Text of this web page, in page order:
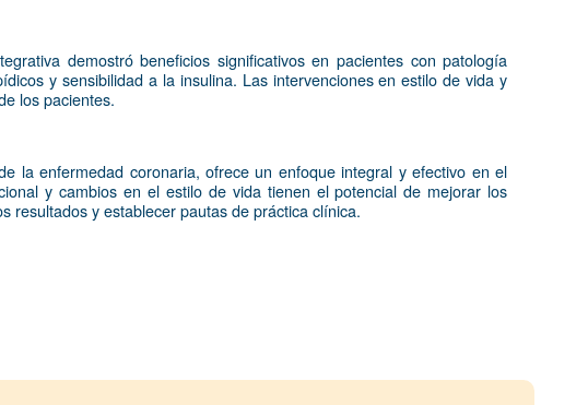
demostró beneficios significativos en pacientes con patología
y sensibilidad a la insulina. Las intervenciones en estilo de vida y
los pacientes.
la enfermedad coronaria, ofrece un enfoque integral y efectivo en el
y cambios en el estilo de vida tienen el potencial de mejorar los
resultados y establecer pautas de práctica clínica.